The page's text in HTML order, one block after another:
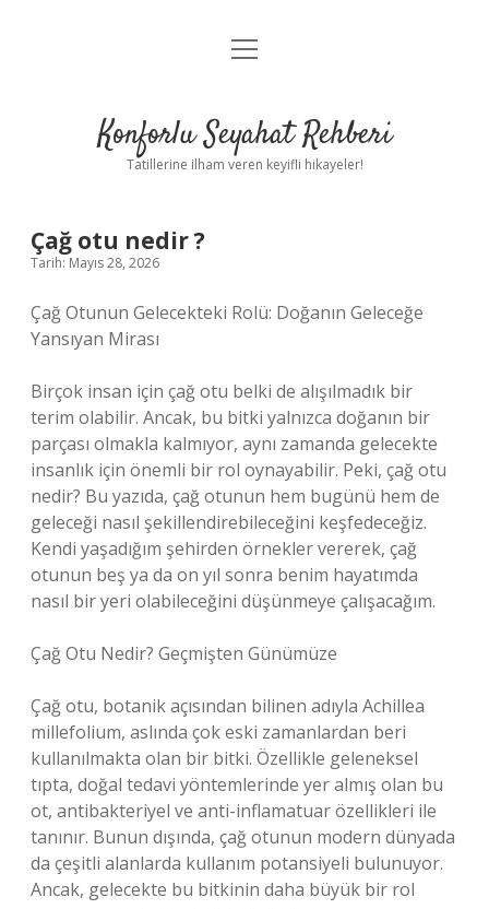
Anasayfa
Yasal Uyarı
menüyü
Konforlu Seyahat Rehberi
Tatillerine ilham veren keyifli hikayeler!
Çağ otu nedir ?
Tarih: Mayıs 28, 2026
Çağ Otunun Gelecekteki Rolü: Doğanın Geleceğe
Yansıyan Mirası
Birçok insan için çağ otu belki de alışılmadık bir
terim olabilir. Ancak, bu bitki yalnızca doğanın bir
parçası olmakla kalmıyor, aynı zamanda gelecekte
insanlık için önemli bir rol oynayabilir. Peki, çağ otu
nedir? Bu yazıda, çağ otunun hem bugünü hem de
geleceği nasıl şekillendirebileceğini keşfedeceğiz.
Kendi yaşadığım şehirden örnekler vererek, çağ
otunun beş ya da on yıl sonra benim hayatımda
nasıl bir yeri olabileceğini düşünmeye çalışacağım.
Çağ Otu Nedir? Geçmişten Günümüze
Çağ otu, botanik açısından bilinen adıyla Achillea
millefolium, aslında çok eski zamanlardan beri
kullanılmakta olan bir bitki. Özellikle geleneksel
tıpta, doğal tedavi yöntemlerinde yer almış olan bu
ot, antibakteriyel ve anti-inflamatuar özellikleri ile
tanınır. Bunun dışında, çağ otunun modern dünyada
da çeşitli alanlarda kullanım potansiyeli bulunuyor.
Ancak, gelecekte bu bitkinin daha büyük bir rol